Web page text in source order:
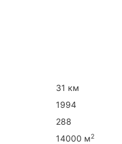
31 км
1994
288
14000 м2